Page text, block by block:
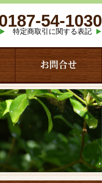
54-1030
特定商取引に関する表記
お問合せ